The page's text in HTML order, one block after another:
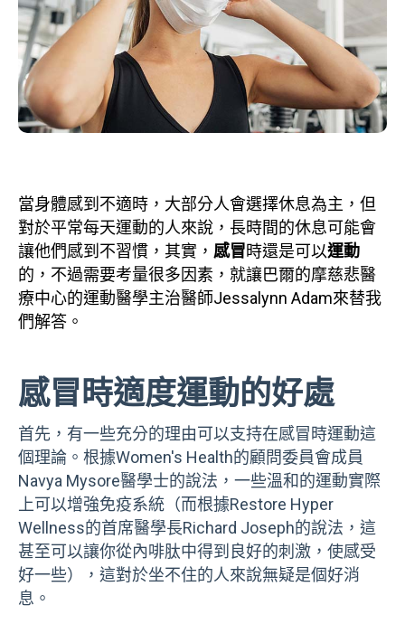
當身體感到不適時，大部分人會選擇休息為主，但
對於平常每天運動的人來說，長時間的休息可能會
讓他們感到不習慣，其實， 感冒時還是可以運動
的，不過需要考量很多因素，就讓巴爾的摩慈悲醫
療中心的運動醫學主治醫師Jessalynn Adam來替我
們解答。
感冒時適度運動的好處
首先，有一些充分的理由可以支持在感冒時運動這
個理論。根據Women's Health的顧問委員會成員
Navya Mysore醫學士的說法，一些溫和的運動實際
上可以增強免疫系統（而根據Restore Hyper
Wellness的首席醫學長Richard Joseph的說法，這
甚至可以讓你從內啡肽中得到良好的刺激，使感受
好一些），這對於坐不住的人來說無疑是個好消
息。